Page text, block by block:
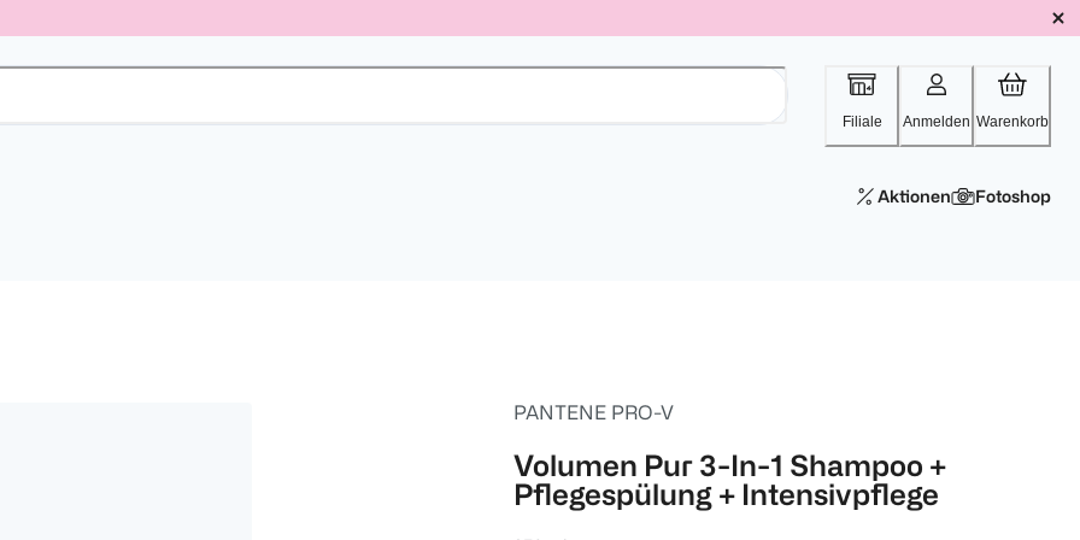
Filiale Anmelden Warenkorb
Aktionen Fotoshop
PANTENE PRO-V
Volumen Pur 3-In-1 Shampoo +
Pflegespülung + Intensivpflege